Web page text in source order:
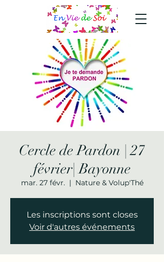
Cercle de Pardon | 27
février| Bayonne
mar. 27 févr.
  |
Nature & Volup'Thé
Les inscriptions sont closes
Voir d'autres événements